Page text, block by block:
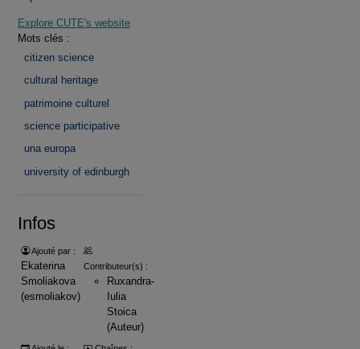
Explore CUTE's website
Mots clés :
citizen science
cultural heritage
patrimoine culturel
science participative
una europa
university of edinburgh
Infos
Ajouté par :
Ekaterina
Smoliakova
(esmoliakov)
Contributeur(s) :
Ruxandra-
Iulia
Stoica
(Auteur)